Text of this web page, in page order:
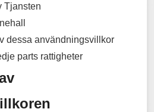
Tjansten
dessa användningsvillkor
parts rattigheter